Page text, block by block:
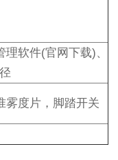
软件(官网下载)、
雾度片，脚踏开关